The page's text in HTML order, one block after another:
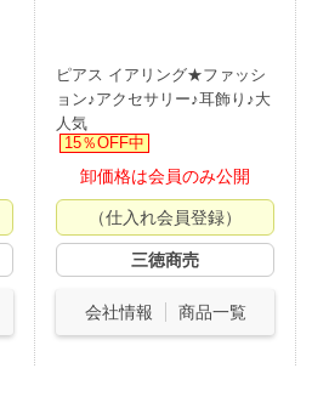
ピアス イアリング★ファッシ
ョン♪アクセサリー♪耳飾り♪大
人気
15％OFF中
卸価格は会員のみ公開
（仕入れ会員登録）
三徳商売
会社情報 商品一覧